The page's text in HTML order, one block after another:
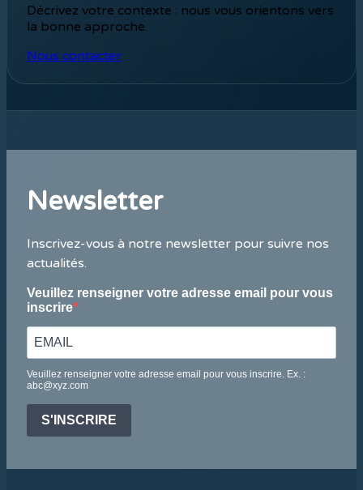
Décrivez votre contexte : nous vous orientons vers
la bonne approche.
Nous contacter
Newsletter
Inscrivez-vous à notre newsletter pour suivre nos
actualités.
Veuillez renseigner votre adresse email pour vous
inscrire
Veuillez renseigner votre adresse email pour vous inscrire. Ex. :
abc@xyz.com
S'INSCRIRE